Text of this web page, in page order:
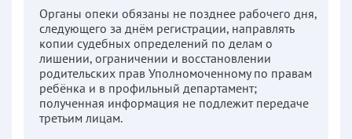
Органы опеки обязаны не позднее рабочего дня,
следующего за днём регистрации, направлять
копии судебных определений по делам о
лишении, ограничении и восстановлении
родительских прав Уполномоченному по правам
ребёнка и в профильный департамент;
полученная информация не подлежит передаче
третьим лицам.